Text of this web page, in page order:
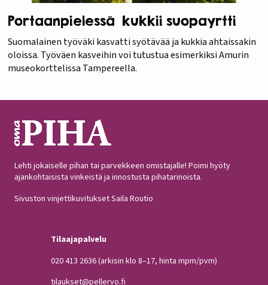
Portaanpielessä kukkii suopayrtti
Suomalainen työväki kasvatti syötävää ja kukkia ahtaissakin
oloissa. Työväen kasveihin voi tutustua esimerkiksi Amurin
museokorttelissa Tampereella.
Lehti jokaiselle pihan tai parvekkeen omistajalle! Poimi hyöty
ajankohtaisista vinkeistä ja innostusta pihatarinoista.
Sivuston vinjettikuvitukset Saila Routio
Tilaajapalvelu
020 413 2636(arkisin klo 8–17, hinta mpm/pvm)
tilaukset@pellervo.fi